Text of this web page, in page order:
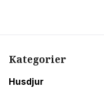
Kategorier
Husdjur